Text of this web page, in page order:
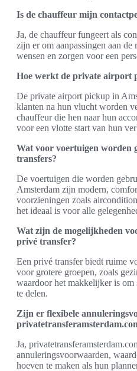
Is de chauffeur mijn
Ja, de chauffeur fungeert als
zijn er om aanpassingen aan de
wensen en zorgen voor een
Hoe werkt de private airport
De private airport pickup in
klanten na hun vlucht worden
chauffeur die hen naar hun
voor een vlotte start van hun
Wat voor voertuigen worden
transfers?
De voertuigen die worden
Amsterdam zijn modern,
voorzieningen zoals
het ideaal is voor alle
Wat zijn de mogelijkheden
privé transfer?
Een privé transfer biedt ruime
voor grotere groepen, zoals
waardoor het makkelijker is om
te delen.
Zijn er flexibele
Ja,
annuleringsvoorwaarden,
hoeven te maken als hun